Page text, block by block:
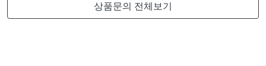
상품문의 전체보기